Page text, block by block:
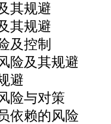
其规避
其规避
控制
及其规避
避
与对策
赖的风险